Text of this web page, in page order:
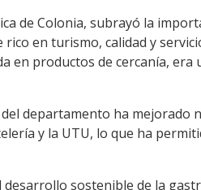
de Colonia, subrayó la
en turismo, calidad y
en productos de cercanía, era
departamento ha mejorado
y la UTU, lo que ha
sostenible de la